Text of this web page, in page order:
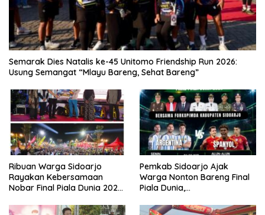
Semarak Dies Natalis ke-45 Unitomo Friendship Run 2026:
Usung Semangat “Mlayu Bareng, Sehat Bareng”
Ribuan Warga Sidoarjo
Rayakan Kebersamaan
Nobar Final Piala Dunia 2026
Forkopimda
Pemkab Sidoarjo Ajak
Warga Nonton Bareng Final
Piala Dunia,